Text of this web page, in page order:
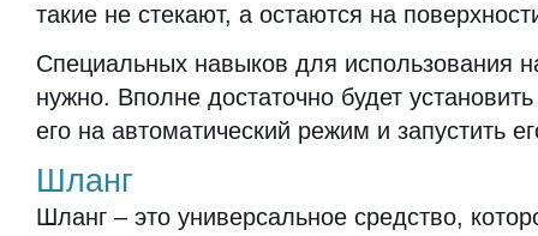
такие не стекают, а остаются на
Специальных навыков для использования
нужно. Вполне достаточно будет
его на автоматический режим и запустить
Шланг
Шланг – это универсальное средство,